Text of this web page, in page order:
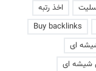
اخذ رتبه
Buy backlinks
ای
شیشه ای